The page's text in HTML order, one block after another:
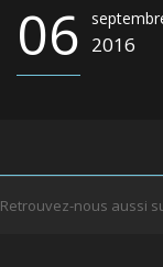
06 2016
Retrouvez-nous aussi